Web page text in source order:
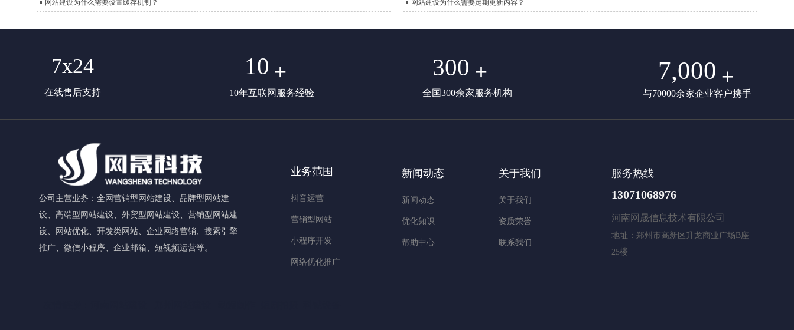
网站建设为什么需要设置缓存机制？ 网站建设为什么需要定期更新内容？
7x24
在线售后支持 10年互联网服务经验
10 + 300
全国300余家服务机构
7,000
与70000余家企业客户携手
+ +
业务范围
抖音运营
营销型网站
小程序开发
网络优化推广
新闻动态
新闻动态
优化知识
帮助中心
关于我们
关于我们
资质荣誉
联系我们
公司主营业务：全网营销型网站建设、品牌型网站建
设、高端型网站建设、外贸型网站建设、营销型网站建
设、网站优化、开发类网站、企业网络营销、搜索引擎
推广、微信小程序、企业邮箱、短视频运营等。
服务热线
13071068976
河南网晟信息技术有限公司
地址：郑州市高新区升龙商业广场B座
25楼